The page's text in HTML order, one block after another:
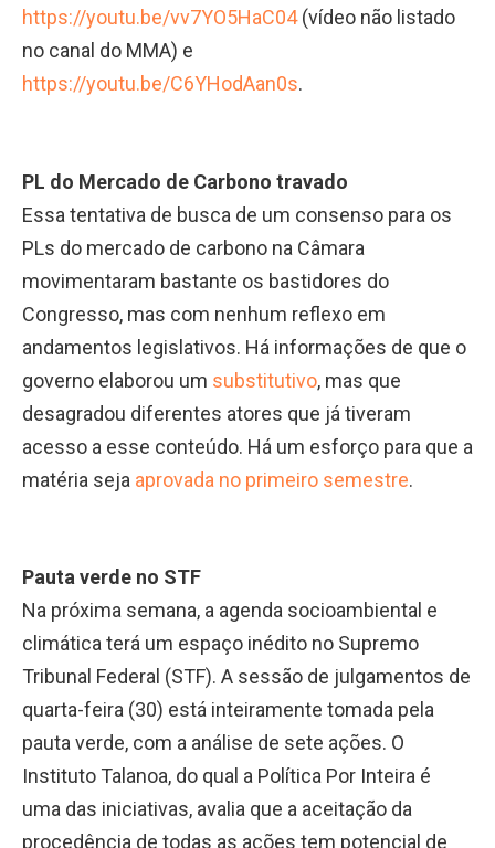
https://youtu.be/vv7YO5HaC04(vídeo não listado
no canal do MMA) e
https://youtu.be/C6YHodAan0s.
PL do Mercado de Carbono travado
Essa tentativa de busca de um consenso para os
PLs do mercado de carbono na Câmara
movimentaram bastante os bastidores do
Congresso, mas com nenhum reflexo em
andamentos legislativos. Há informações de que o
governo elaborou um substitutivo, mas que
desagradou diferentes atores que já tiveram
acesso a esse conteúdo. Há um esforço para que a
matéria seja aprovada no primeiro semestre.
Pauta verde no STF
Na próxima semana, a agenda socioambiental e
climática terá um espaço inédito no Supremo
Tribunal Federal (STF). A sessão de julgamentos de
quarta-feira (30) está inteiramente tomada pela
pauta verde, com a análise de sete ações. O
Instituto Talanoa, do qual a Política Por Inteira é
uma das iniciativas, avalia que a aceitação da
procedência de todas as ações tem potencial de